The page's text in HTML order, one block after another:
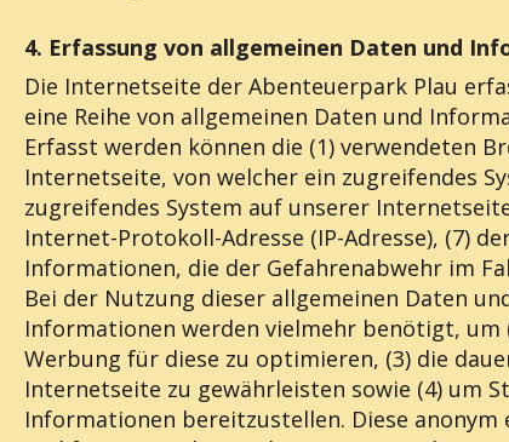
4. Erfassung von allgemeinen Daten und
Die Internetseite der Abenteuerpark Plau
eine Reihe von allgemeinen Daten und
Erfasst werden können die (1) verwendeten
Internetseite, von welcher ein zugreifendes
zugreifendes System auf unserer
Internet-Protokoll-Adresse (IP-Adresse), (7)
Informationen, die der Gefahrenabwehr im
Bei der Nutzung dieser allgemeinen Daten
Informationen werden vielmehr benötigt,
Werbung für diese zu optimieren, (3) die
Internetseite zu gewährleisten sowie (4) um
Informationen bereitzustellen. Diese